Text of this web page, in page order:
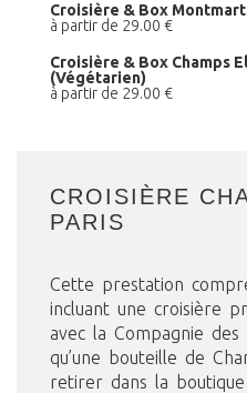
Croisière & Box
à partir de 29.00 €
Croisière & Box Champs
(Végétarien)
à partir de 29.00 €
CROISIÈRE
PARIS
Cette prestation
incluant une croisière
avec la Compagnie
qu’une bouteille de
retirer dans la